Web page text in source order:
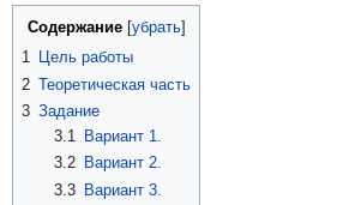
Перейти
навигации
Перейти
поиску
Содержание
1 Цель работы
2 Теоретическая часть
3 Задание
3.1
Вариант 1.
3.2
Вариант 2.
3.3
Вариант 3.